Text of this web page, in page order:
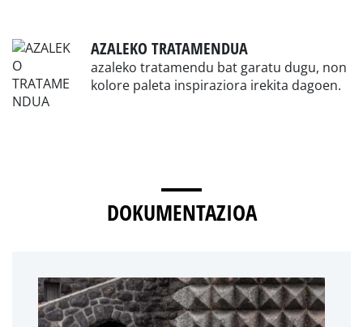
AZALEKO TRATAMENDUA
azaleko tratamendu bat garatu dugu, non
kolore paleta inspiraziora irekita dagoen.
DOKUMENTAZIOA